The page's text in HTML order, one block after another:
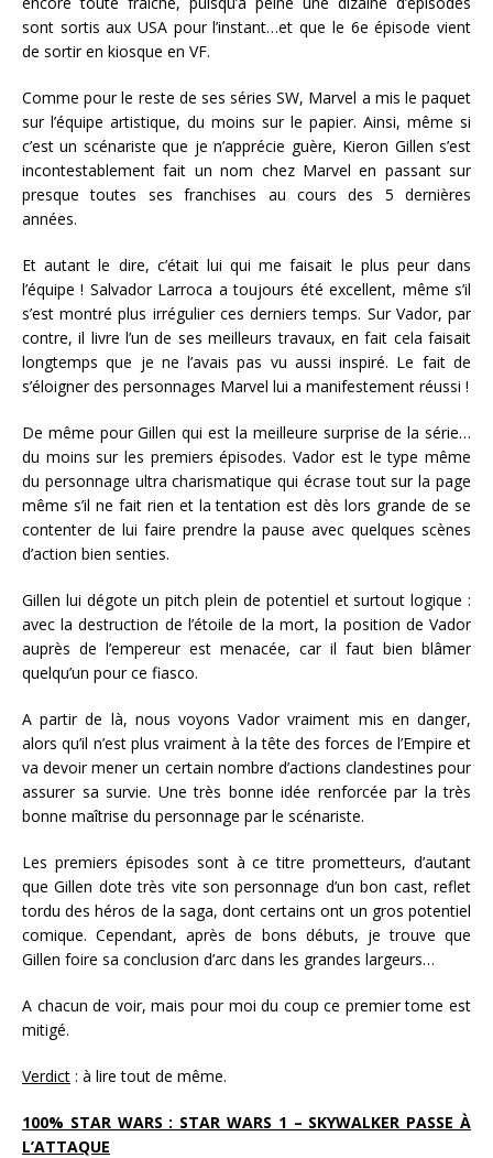
sont sortis aux USA pour l’instant…et que le 6e épisode vient
de sortir en kiosque en VF.
Comme pour le reste de ses séries SW, Marvel a mis le paquet
sur l’équipe artistique, du moins sur le papier. Ainsi, même si
c’est un scénariste que je n’apprécie guère, Kieron Gillen s’est
incontestablement fait un nom chez Marvel en passant sur
presque toutes ses franchises au cours des 5 dernières
années.
Et autant le dire, c’était lui qui me faisait le plus peur dans
l’équipe ! Salvador Larroca a toujours été excellent, même s’il
s’est montré plus irrégulier ces derniers temps. Sur Vador, par
contre, il livre l’un de ses meilleurs travaux, en fait cela faisait
longtemps que je ne l’avais pas vu aussi inspiré. Le fait de
s’éloigner des personnages Marvel lui a manifestement réussi !
De même pour Gillen qui est la meilleure surprise de la série…
du moins sur les premiers épisodes. Vador est le type même
du personnage ultra charismatique qui écrase tout sur la page
même s’il ne fait rien et la tentation est dès lors grande de se
contenter de lui faire prendre la pause avec quelques scènes
d’action bien senties.
Gillen lui dégote un pitch plein de potentiel et surtout logique :
avec la destruction de l’étoile de la mort, la position de Vador
auprès de l’empereur est menacée, car il faut bien blâmer
quelqu’un pour ce fiasco.
A partir de là, nous voyons Vador vraiment mis en danger,
alors qu’il n’est plus vraiment à la tête des forces de l’Empire et
va devoir mener un certain nombre d’actions clandestines pour
assurer sa survie. Une très bonne idée renforcée par la très
bonne maîtrise du personnage par le scénariste.
Les premiers épisodes sont à ce titre prometteurs, d’autant
que Gillen dote très vite son personnage d’un bon cast, reflet
tordu des héros de la saga, dont certains ont un gros potentiel
comique. Cependant, après de bons débuts, je trouve que
Gillen foire sa conclusion d’arc dans les grandes largeurs…
A chacun de voir, mais pour moi du coup ce premier tome est
mitigé.
Verdict : à lire tout de même.
100% STAR WARS : STAR WARS 1 – SKYWALKER PASSE À
L’ATTAQUE